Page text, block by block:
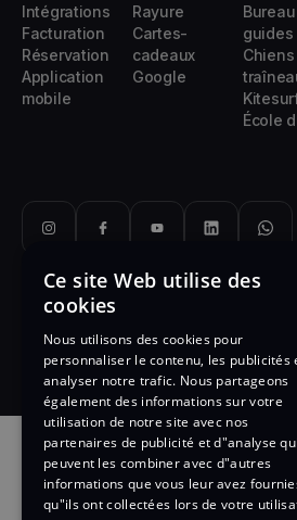
Intégrations
Facturation
Réservation
Application
mobile
Rayure
Cartes-
cadeaux
Google
guides
École
© 2026 Yoplanning
Mentions légales
Conditions
d'utilisation
Ce site Web utilise des
cookies
Nous utilisons des cookies pour
personnaliser le contenu, les publicités
analyser notre trafic. Nous partageons
également des informations sur votre
utilisation de notre site avec nos
partenaires de publicité et d"analyse qui
peuvent les combiner avec d"autres
informations que vous leur avez
qu"ils ont collectées lors de votre